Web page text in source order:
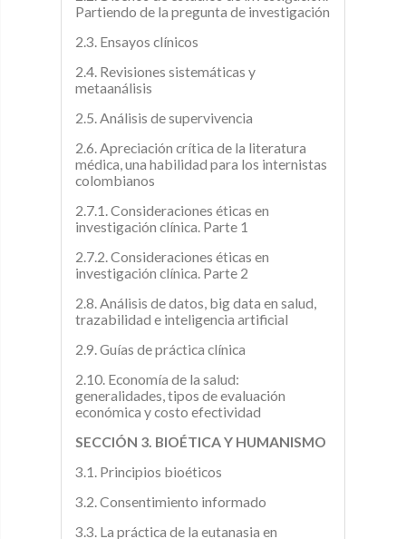
Partiendo de la pregunta de investigación
2.3. Ensayos clínicos
2.4. Revisiones sistemáticas y
metaanálisis
2.5. Análisis de supervivencia
2.6. Apreciación crítica de la literatura
médica, una habilidad para los internistas
colombianos
2.7.1. Consideraciones éticas en
investigación clínica. Parte 1
2.7.2. Consideraciones éticas en
investigación clínica. Parte 2
2.8. Análisis de datos, big data en salud,
trazabilidad e inteligencia artificial
2.9. Guías de práctica clínica
2.10. Economía de la salud:
generalidades, tipos de evaluación
económica y costo efectividad
SECCIÓN 3. BIOÉTICA Y HUMANISMO
3.1. Principios bioéticos
3.2. Consentimiento informado
3.3. La práctica de la eutanasia en